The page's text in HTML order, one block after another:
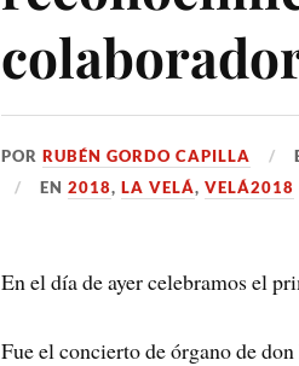
PORRUBÉN GORDO CAPILLA
EN2018,LA VELÁ,VELÁ2018
En el día de ayer celebramos el
Fue el concierto de órgano de